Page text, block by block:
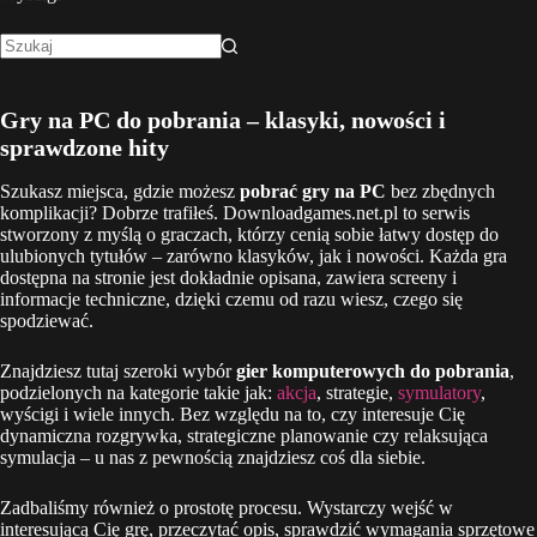
Gry na PC do pobrania – klasyki, nowości i
sprawdzone hity
Szukasz miejsca, gdzie możesz pobrać gry na PC bez zbędnych
komplikacji? Dobrze trafiłeś. Downloadgames.net.pl to serwis
stworzony z myślą o graczach, którzy cenią sobie łatwy dostęp do
ulubionych tytułów – zarówno klasyków, jak i nowości. Każda gra
dostępna na stronie jest dokładnie opisana, zawiera screeny i
informacje techniczne, dzięki czemu od razu wiesz, czego się
spodziewać.
Znajdziesz tutaj szeroki wybórgier komputerowych do pobrania,
podzielonych na kategorie takie jak: akcja, strategie, symulatory,
wyścigi i wiele innych. Bez względu na to, czy interesuje Cię
dynamiczna rozgrywka, strategiczne planowanie czy relaksująca
symulacja – u nas z pewnością znajdziesz coś dla siebie.
Zadbaliśmy również o prostotę procesu. Wystarczy wejść w
interesującą Cię grę, przeczytać opis, sprawdzić wymagania sprzętowe